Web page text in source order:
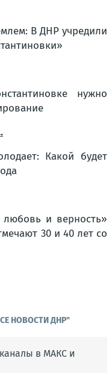
В ДНР учредили
нужно
Какой будет
и верность»
30 и 40 лет со
НОВОСТИ ДНР"
в МАКС и